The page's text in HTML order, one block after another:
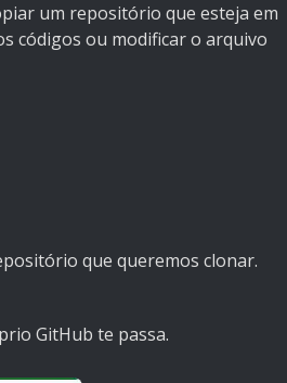
um repositório que esteja em
códigos ou modificar o arquivo
que queremos clonar.
GitHub te passa.